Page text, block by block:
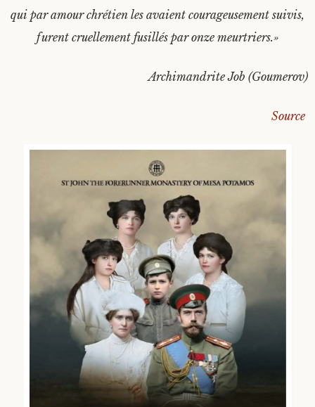
qui par amour chrétien les avaient courageusement suivis,
furent cruellement fusillés par onze meurtriers.»
Archimandrite Job (Goumerov)
Source